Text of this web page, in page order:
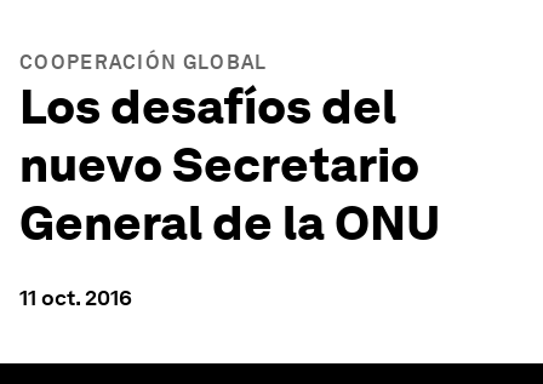
COOPERACIÓN GLOBAL
Los desafíos del
nuevo Secretario
General de la ONU
11 oct. 2016